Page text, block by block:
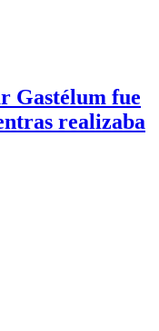
Gastélum fue
realizaba